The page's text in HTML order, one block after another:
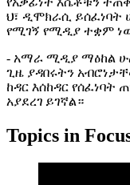
ህ፣ ዲሞክራሲ ይሰፈነባት
የሚገኝ የሚዲያ ተቋም
- አማራ ሚዲያ ማዕከል
ጊዜ ያዳበሩትን
ከዳር እሰከዳር የሰፈነባት
አያደረገ ይገኛል።
Topics in